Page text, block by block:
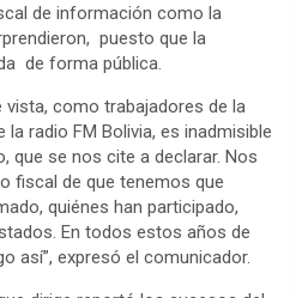
de información como la
puesto que la
de forma pública.
vista, como trabajadores de la
radio FM Bolivia, es inadmisible
que se nos cite a declarar. Nos
fiscal de que tenemos que
quiénes han participado,
En todos estos años de
así”, expresó el comunicador.